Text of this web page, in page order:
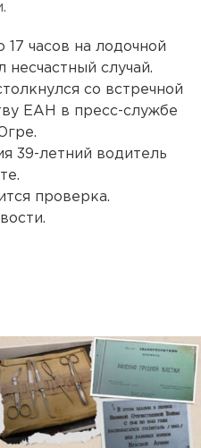
17 часов на лодочной
случай.
со встречной
ЕАН в пресс-службе
39-летний водитель
проверка.